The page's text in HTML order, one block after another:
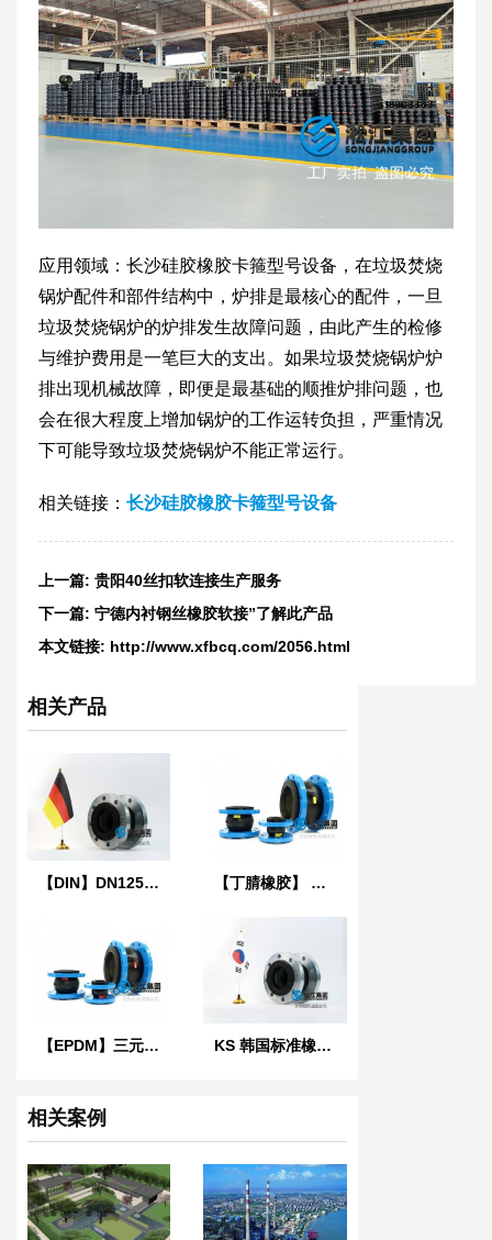
应用领域：长沙硅胶橡胶卡箍型号设备，在垃圾焚烧
锅炉配件和部件结构中，炉排是最核心的配件，一旦
垃圾焚烧锅炉的炉排发生故障问题，由此产生的检修
与维护费用是一笔巨大的支出。如果垃圾焚烧锅炉炉
排出现机械故障，即便是最基础的顺推炉排问题，也
会在很大程度上增加锅炉的工作运转负担，严重情况
下可能导致垃圾焚烧锅炉不能正常运行。
相关链接： 长沙硅胶橡胶卡箍型号设备
上一篇: 贵阳40丝扣软连接生产服务
下一篇: 宁德内衬钢丝橡胶软接”了解此产品
本文链接: http://www.xfbcq.com/2056.html
相关产品
【DIN】DN125单球德标橡胶膨胀节 【丁腈橡胶】 LO型NBR液压耐油橡胶接头
【EPDM】三元乙丙橡胶软接头 KS 韩国标准橡胶防震接头
相关案例